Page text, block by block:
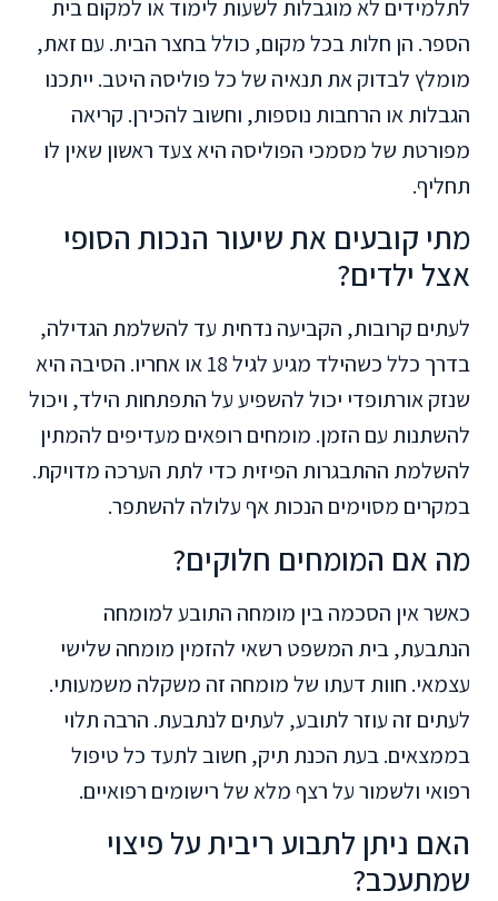
לתלמידים לא מוגבלות לשעות לימוד או למקום בית
הספר. הן חלות בכל מקום, כולל בחצר הבית. עם זאת,
מומלץ לבדוק את תנאיה של כל פוליסה היטב. ייתכנו
הגבלות או הרחבות נוספות, וחשוב להכירן. קריאה
מפורטת של מסמכי הפוליסה היא צעד ראשון שאין לו
תחליף.
מתי קובעים את שיעור הנכות הסופי
אצל ילדים?
לעתים קרובות, הקביעה נדחית עד להשלמת הגדילה,
בדרך כלל כשהילד מגיע לגיל 18 או אחריו. הסיבה היא
שנזק אורתופדי יכול להשפיע על התפתחות הילד, ויכול
להשתנות עם הזמן. מומחים רופאים מעדיפים להמתין
להשלמת ההתבגרות הפיזית כדי לתת הערכה מדויקת.
במקרים מסוימים הנכות אף עלולה להשתפר.
מה אם המומחים חלוקים?
כאשר אין הסכמה בין מומחה התובע למומחה
הנתבעת, בית המשפט רשאי להזמין מומחה שלישי
עצמאי. חוות דעתו של מומחה זה משקלה משמעותי.
לעתים זה עוזר לתובע, לעתים לנתבעת. הרבה תלוי
בממצאים. בעת הכנת תיק, חשוב לתעד כל טיפול
רפואי ולשמור על רצף מלא של רישומים רפואיים.
האם ניתן לתבוע ריבית על פיצוי
שמתעכב?